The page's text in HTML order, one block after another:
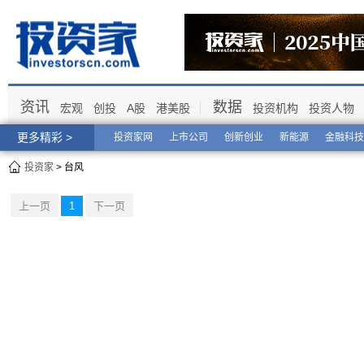
更多精彩 > 投资家网 上市公司 创新创业 新能源 金融科技
资讯 宏观 创投 A股 港美股 数据 投资机构 投资人物
投资家 > 台风
上一页 1 下一页